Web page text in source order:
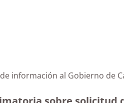
de información al